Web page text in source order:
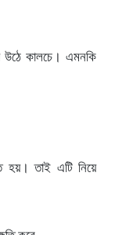
কালচে। এমনকি
হয়। তাই এটি নিয়ে